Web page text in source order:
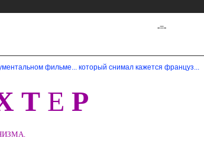
-=-
фильме... который снимал кажется француз...
Т Е Р